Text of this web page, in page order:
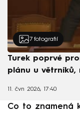
7 fotografií
Turek poprvé
plánu u
11. čvn 2026, 17:40
Co to znamená